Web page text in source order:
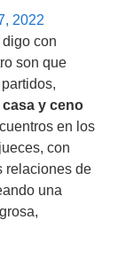
2022
con
son que
y ceno
en los
con
relaciones de
una